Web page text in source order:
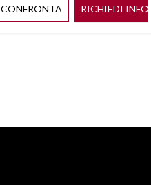
CONFRONTA
RICHIEDI INFO